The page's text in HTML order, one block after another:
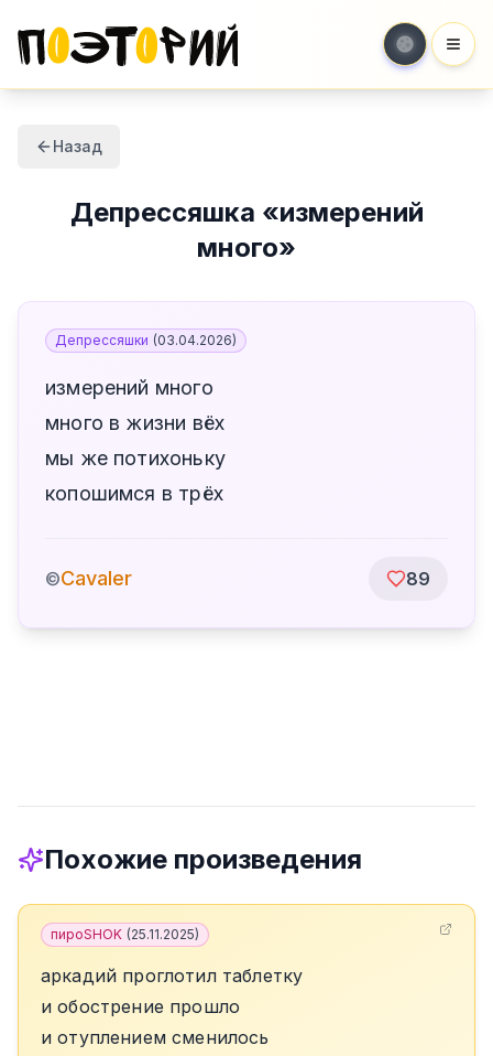
Назад
Депрессяшка «измерений
много»
Депрессяшки (03.04.2026)
измерений много
много в жизни вёх
мы же потихоньку
копошимся в трёх
©Cavaler 89
Похожие произведения
пироSHOK (25.11.2025)
аркадий проглотил таблетку
и обострение прошло
и отуплением сменилось